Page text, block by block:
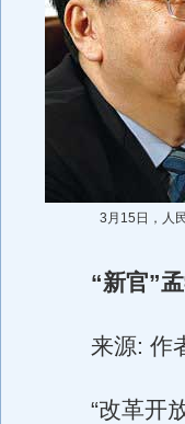
3月15日，人
“新官”孟
来源: 作者
“改革开放